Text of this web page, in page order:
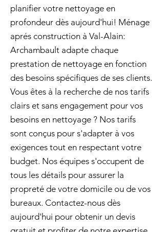
planifier votre nettoyage en
profondeur dès aujourd'hui! Ménage
aprés construction à Val-Alain:
Archambault adapte chaque
prestation de nettoyage en fonction
des besoins spécifiques de ses clients.
Vous êtes à la recherche de nos tarifs
clairs et sans engagement pour vos
besoins en nettoyage ? Nos tarifs
sont conçus pour s'adapter à vos
exigences tout en respectant votre
budget. Nos équipes s'occupent de
tous les détails pour assurer la
propreté de votre domicile ou de vos
bureaux. Contactez-nous dès
aujourd'hui pour obtenir un devis